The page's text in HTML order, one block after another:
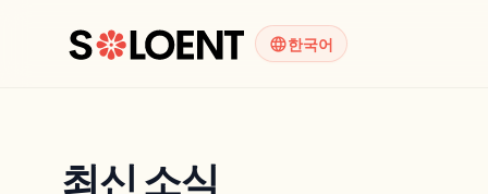
language한국어
최신 소식